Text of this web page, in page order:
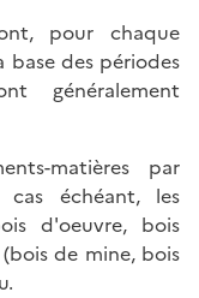
pour chaque
base des périodes
généralement
matières par
échéant, les
d'oeuvre, bois
de mine, bois